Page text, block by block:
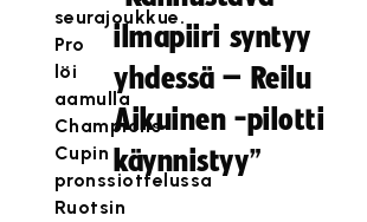
seurajoukkue.
Pro
löi
aamulla
Champions
Cupin
pronssiottelussa
Ruotsin
ilmapiiri syntyy
yhdessä – Reilu
Aikuinen -pilotti
käynnistyy”